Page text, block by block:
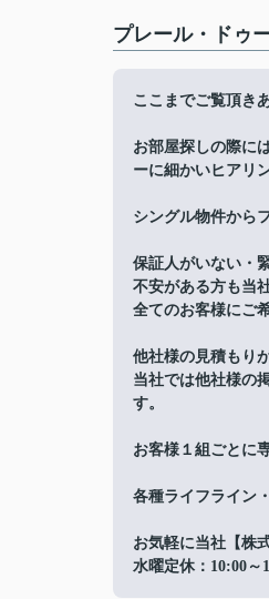
プレール・ドゥ
ここまでご覧頂き
お部屋探しの際に
ーに細かいヒアリ
シングル物件から
保証人がいない・
不安がある方も当
全てのお客様にご
他社様の見積もり
当社では他社様の
す。
お客様１組ごとに
各種ライフライン
お気軽に当社【株
水曜定休：10:00～